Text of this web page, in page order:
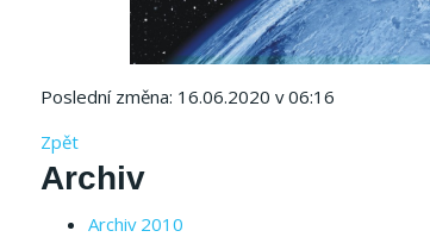
Poslední změna: 16.06.2020 v 06:16
Zpět
Archiv
Archiv 2010